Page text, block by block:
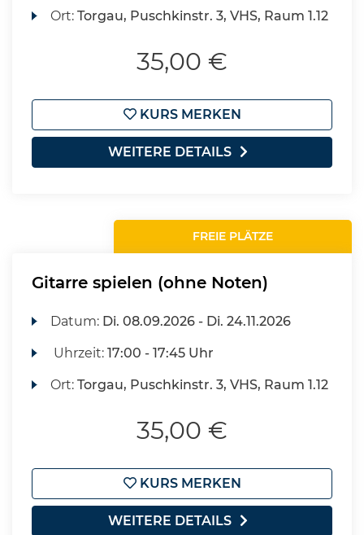
Ort:Torgau, Puschkinstr. 3, VHS, Raum 1.12
35,00 €
KURS MERKEN
WEITERE DETAILS
FREIE PLÄTZE
Gitarre spielen (ohne Noten)
Datum: Di. 08.09.2026 - Di. 24.11.2026
Uhrzeit:17:00 - 17:45 Uhr
Ort:Torgau, Puschkinstr. 3, VHS, Raum 1.12
35,00 €
KURS MERKEN
WEITERE DETAILS